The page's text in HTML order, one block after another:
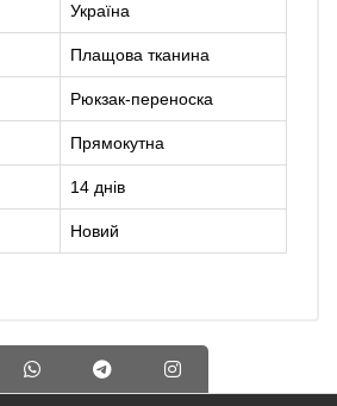
Україна
Плащова тканина
Рюкзак-переноска
Прямокутна
14 днів
Новий